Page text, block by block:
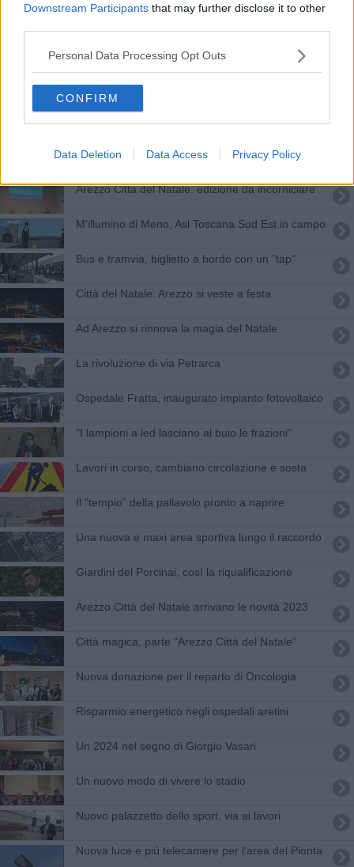
Downstream Participants that may further disclose it to other
Personal Data Processing Opt Outs
CONFIRM
Data Deletion Data Access Privacy Policy
Castiglion Fibocchi taglia le tasse ai cittadini
Ladri a tutto gas con l'auto rubata forzano l'alt
Lavori al campo di atletica, 250mila euro dal Pnrr
Forum salute, due premi alla Asl Toscana sud est
​Arezzo Città del Natale: edizione da incorniciare
​M’illumino di Meno, Asl Toscana Sud Est in campo
Bus e tramvia, biglietto a bordo con un "tap"
Città del Natale: Arezzo si veste a festa
Ad Arezzo si rinnova la magia del Natale
La rivoluzione di via Petrarca
Ospedale Fratta, inaugurato impianto fotovoltaico
"I lampioni a led lasciano al buio le frazioni"
​Lavori in corso, cambiano circolazione e sosta
Il "tempio" della pallavolo pronto a riaprire
Una nuova e maxi area sportiva lungo il raccordo
Giardini del Porcinai, così la riqualificazione
Arezzo Città del Natale arrivano le novità 2023
Città magica, parte “Arezzo Città del Natale”
Nuova donazione per il reparto di Oncologia
Risparmio energetico negli ospedali aretini
Un 2024 nel segno di Giorgio Vasari
Un nuovo modo di vivere lo stadio
Nuovo palazzetto dello sport, via ai lavori
Nuova luce e più telecamere per l'area del Pionta